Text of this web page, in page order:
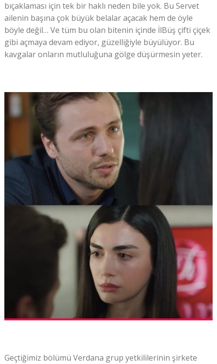
bıçaklaması için tek bir haklı neden bile yok. Bu Servet
ailenin başına çok büyük belalar açacak hem de öyle
böyle değil… Ve tüm bu olan bitenin içinde İlBüş çifti çiçek
gibi açmaya devam ediyor, güzelliğiyle büyülüyor. Bu
kavgalar onların mutluluğuna gölge düşürmesin yeter.
Geçtiğimiz bölümü Verdana grup yetkililerinin şirkete